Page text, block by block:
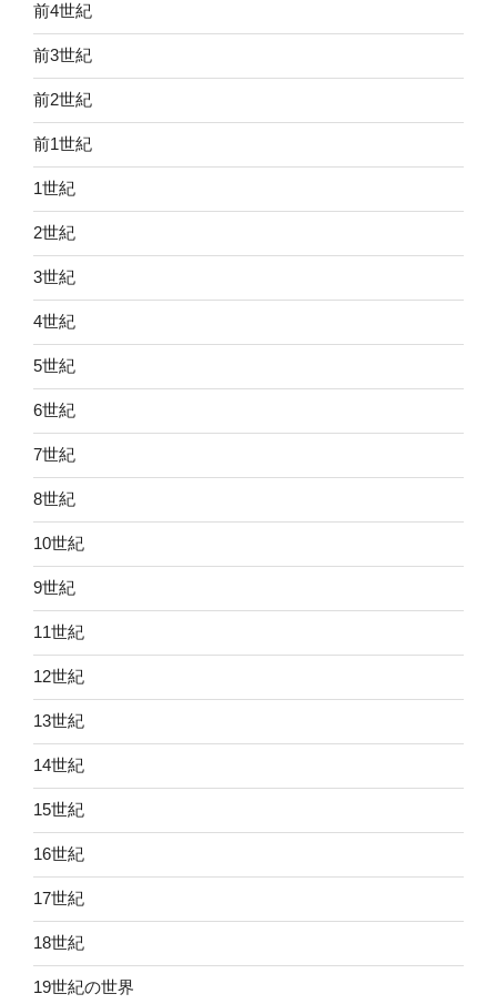
前4世紀
前3世紀
前2世紀
前1世紀
1世紀
2世紀
3世紀
4世紀
5世紀
6世紀
7世紀
8世紀
10世紀
9世紀
11世紀
12世紀
13世紀
14世紀
15世紀
16世紀
17世紀
18世紀
19世紀の世界